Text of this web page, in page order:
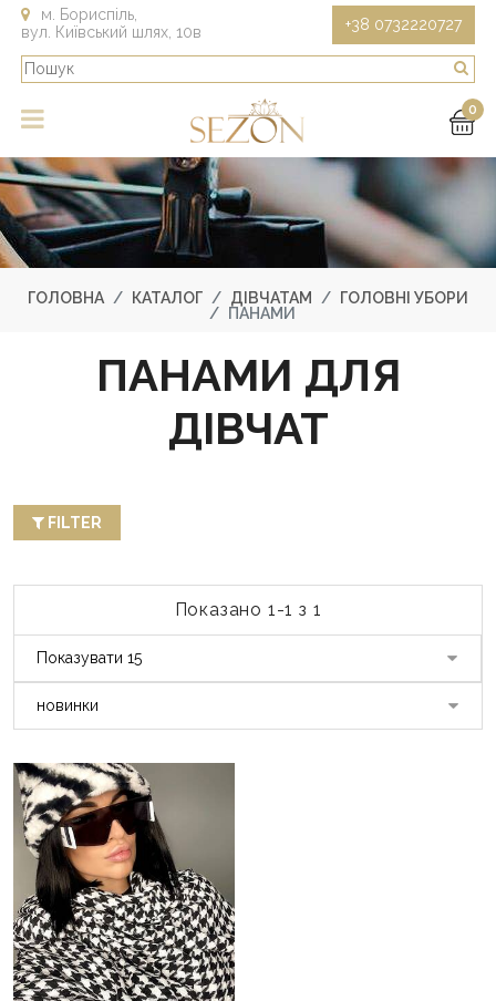
м. Бориспіль,
вул. Київський шлях, 10в
+38 0732220727
0
ГОЛОВНА КАТАЛОГ ДІВЧАТАМ
ГОЛОВНІ УБОРИ
ПАНАМИ
ПАНАМИ ДЛЯ
ДІВЧАТ
FILTER
Показано 1-1 з 1